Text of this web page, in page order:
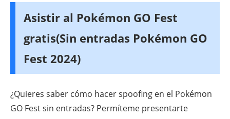
Asistir al Pokémon GO Fest
gratis(Sin entradas Pokémon GO
Fest 2024)
¿Quieres saber cómo hacer spoofing en el Pokémon
GO Fest sin entradas? Permíteme presentarte